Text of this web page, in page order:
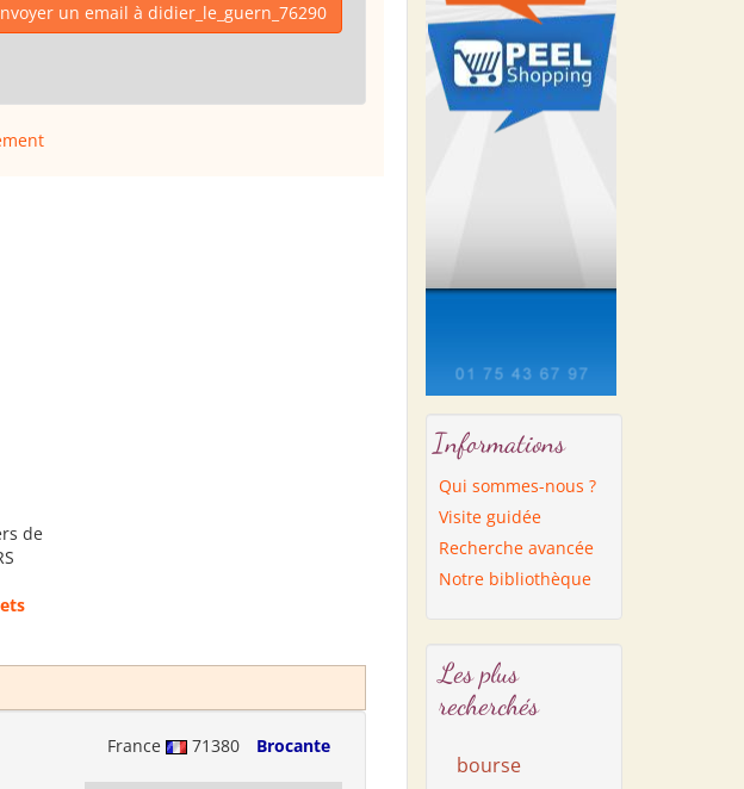
un email à didier_le_guern_76290
de
France 71380 Brocante
Informations
Qui sommes-nous ?
Visite guidée
Recherche avancée
Notre bibliothèque
Les plus
recherchés
bourse